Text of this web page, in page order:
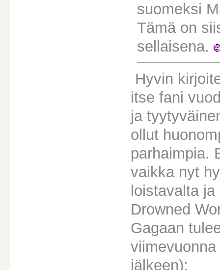
suomeksi
Tämä on
sellaisena.
Hyvin
itse fani
ja
ollut
parhaimpia.
vaikka nyt
loistavalta
Drowned
Gagaan
jälkeen):